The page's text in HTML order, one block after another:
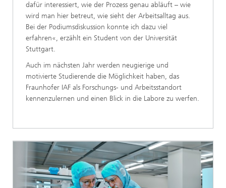
dafür interessiert, wie der Prozess genau abläuft – wie
wird man hier betreut, wie sieht der Arbeitsalltag aus.
Bei der Podiumsdiskussion konnte ich dazu viel
erfahren«, erzählt ein Student von der Universität
Stuttgart.
Auch im nächsten Jahr werden neugierige und
motivierte Studierende die Möglichkeit haben, das
Fraunhofer IAF als Forschungs- und Arbeitsstandort
kennenzulernen und einen Blick in die Labore zu werfen.